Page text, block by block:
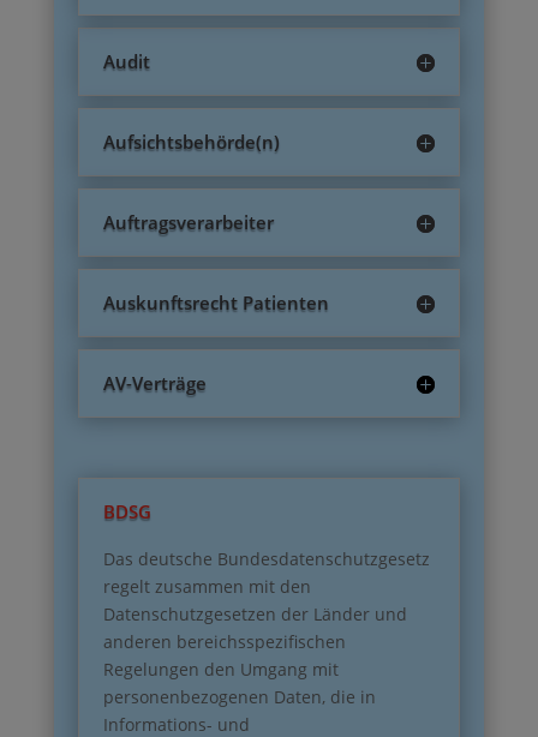
Audit
Aufsichtsbehörde(n)
Auftragsverarbeiter
Auskunftsrecht Patienten
AV-Verträge
BDSG
Das deutsche Bundesdatenschutzgesetz
regelt zusammen mit den
Datenschutzgesetzen der Länder und
anderen bereichsspezifischen
Regelungen den Umgang mit
personenbezogenen Daten, die in
Informations- und